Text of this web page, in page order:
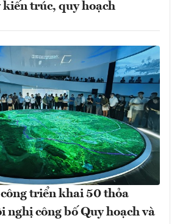
trúc, quy hoạch
triển khai 50 thỏa
nghị công bố Quy hoạch và